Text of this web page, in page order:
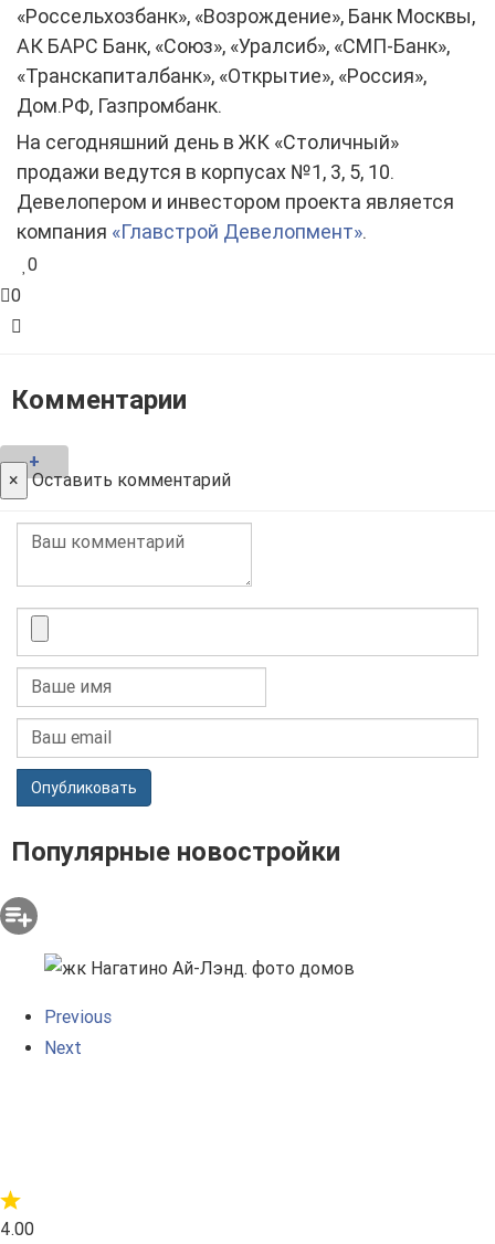
«Россельхозбанк», «Возрождение», Банк Москвы,
АК БАРС Банк, «Союз», «Уралсиб», «СМП-Банк»,
«Транскапиталбанк», «Открытие», «Россия»,
Дом.РФ, Газпромбанк.
На сегодняшний день в ЖК «Столичный»
продажи ведутся в корпусах №1, 3, 5, 10.
Девелопером и инвестором проекта является
компания «Главстрой Девелопмент».
0
0
Комментарии
+
× Оставить комментарий
Опубликовать
Популярные новостройки
Previous
Next
4.00